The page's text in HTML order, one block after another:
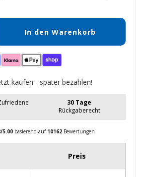
In den Warenkorb
kaufen - später bezahlen!
30 Tage
Rückgaberecht
5.00basierend auf 10162Bewertungen